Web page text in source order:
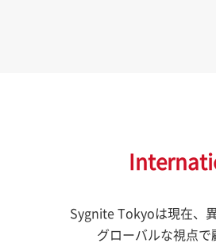
Sygnite Tokyoは現在、
グローバルな視点で